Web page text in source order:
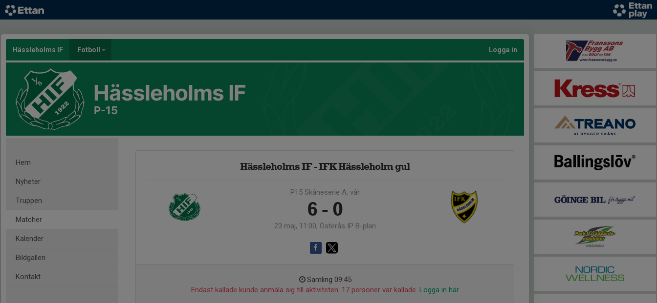
Hässleholms IF Fotboll Logga in
Hässleholms IF
P-15
Hem
Nyheter
Truppen
Matcher
Kalender
Bildgalleri
Kontakt
Hässleholms IF - IFK Hässleholm gul
P15 Skåneserie A, vår
6 - 0
23 maj, 11:00, Österås IP B-plan
Samling 09:45
Endast kallade kunde anmäla sig till aktiviteten. 17 personer var kallade. Logga in här